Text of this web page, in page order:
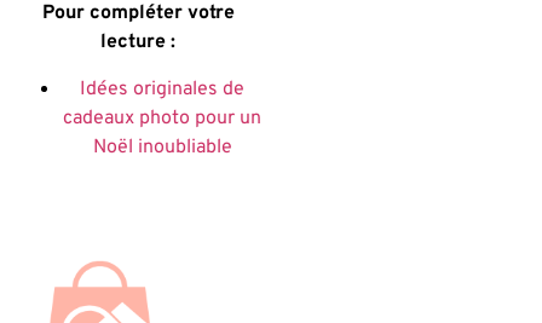
Pour compléter votre
lecture :
Idées originales de
cadeaux photo pour un
Noël inoubliable